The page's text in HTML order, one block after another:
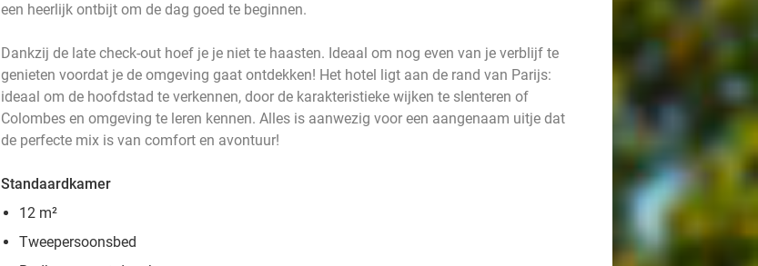
een heerlijk ontbijt om de dag goed te beginnen.
Dankzij de late check-out hoef je je niet te haasten. Ideaal om nog even van je verblijf te
genieten voordat je de omgeving gaat ontdekken! Het hotel ligt aan de rand van Parijs:
ideaal om de hoofdstad te verkennen, door de karakteristieke wijken te slenteren of
Colombes en omgeving te leren kennen. Alles is aanwezig voor een aangenaam uitje dat
de perfecte mix is van comfort en avontuur!
Standaardkamer
12 m²
Tweepersoonsbed